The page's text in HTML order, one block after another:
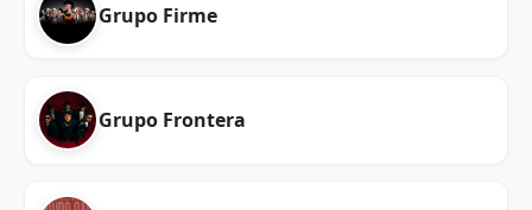
Grupo Firme
Grupo Frontera